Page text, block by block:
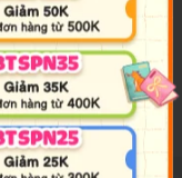
and unwind.
and let your
journey to your